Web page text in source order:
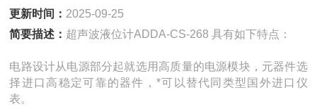
更新时间： 2025-09-25
简要描述： 超声波液位计ADDA-CS-268 具有如下特点：
电路设计从电源部分起就选用高质量的电源模块，元器件选
择进口高稳定可靠的器件，*可以替代同类型国外进口仪
表。